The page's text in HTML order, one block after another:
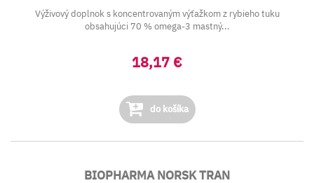
Výživový doplnok s koncentrovaným výťažkom z rybieho tuku
obsahujúci 70 % omega-3 mastný...
18,17 €
do košíka
BIOPHARMA NORSK TRAN